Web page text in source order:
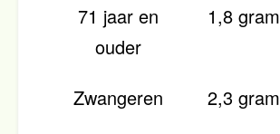
71 jaar en
ouder
1,8 gram
Zwangeren 2,3 gram